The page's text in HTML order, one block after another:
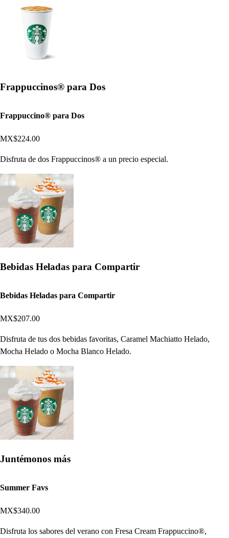
Frappuccinos® para Dos
Frappuccino® para Dos
MX$224.00
Disfruta de dos Frappuccinos® a un precio especial.
Bebidas Heladas para Compartir
Bebidas Heladas para Compartir
MX$207.00
Disfruta de tus dos bebidas favoritas, Caramel Machiatto Helado,
Mocha Helado o Mocha Blanco Helado.
Juntémonos más
Summer Favs
MX$340.00
Disfruta los sabores del verano con Fresa Cream Frappuccino®,